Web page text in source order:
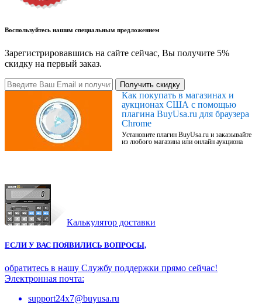
Воспользуйтесь нашим специальным предложением
Зарегистрировавшись на сайте сейчас, Вы получите 5%
скидку на первый заказ.
Получить скидку
Как покупать в магазинах и
аукционах США с помощью
плагина BuyUsa.ru для браузера
Chrome
Установите плагин BuyUsa.ru и заказывайте
из любого магазина или онлайн аукциона
Калькулятор доставки
ЕСЛИ У ВАС ПОЯВИЛИСЬ ВОПРОСЫ,
обратитесь в нашу Службу поддержки прямо сейчас!
Электронная почта:
support24x7@buyusa.ru